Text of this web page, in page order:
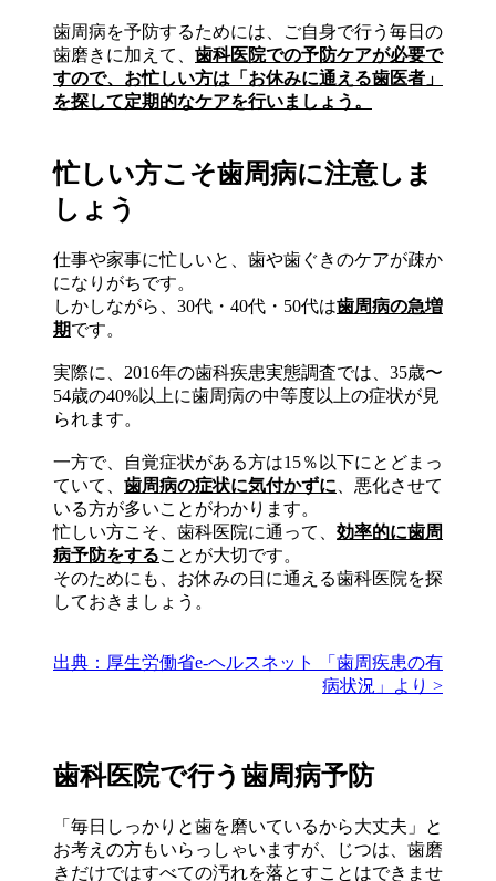
歯周病を予防するためには、ご自身で行う毎日の
歯磨きに加えて、 歯科医院での予防ケアが必要で
すので、お忙しい方は「お休みに通える歯医者」
を探して定期的なケアを行いましょう。
忙しい方こそ歯周病に注意しま
しょう
仕事や家事に忙しいと、歯や歯ぐきのケアが疎か
になりがちです。
しかしながら、30代・40代・50代は歯周病の急増
期です。
実際に、2016年の歯科疾患実態調査では、35歳〜
54歳の40%以上に歯周病の中等度以上の症状が見
られます。
一方で、自覚症状がある方は15％以下にとどまっ
ていて、 歯周病の症状に気付かずに 、悪化させて
いる方が多いことがわかります。
忙しい方こそ、歯科医院に通って、 効率的に歯周
病予防をすることが大切です。
そのためにも、お休みの日に通える歯科医院を探
しておきましょう。
出典：厚生労働省e‐ヘルスネット 「歯周疾患の有
病状況」より >
歯科医院で行う歯周病予防
「毎日しっかりと歯を磨いているから大丈夫」と
お考えの方もいらっしゃいますが、じつは、歯磨
きだけではすべての汚れを落とすことはできませ